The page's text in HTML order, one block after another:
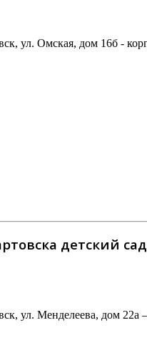
ул. Омская, дом 16б -
детский
ул. Менделеева, дом 22а